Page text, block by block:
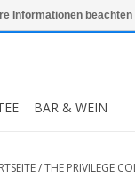
- €0,00 Mein
BAR & WEIN
/THE PRIVILEGE
Informationen